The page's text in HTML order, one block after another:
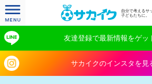
自分で考えるサ
子どもたちに。
友達登録で最新情報をゲッ
サカイクのインスタを見